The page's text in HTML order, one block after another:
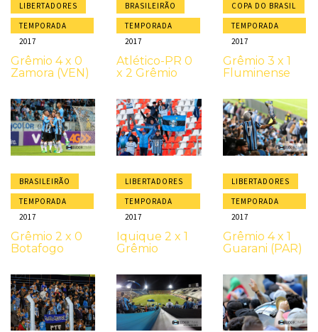
LIBERTADORES
TEMPORADA
2017
Grêmio 4 x 0
Zamora (VEN)
BRASILEIRÃO
TEMPORADA
2017
Atlético-PR 0
x 2 Grêmio
COPA DO BRASIL
TEMPORADA
2017
Grêmio 3 x 1
Fluminense
BRASILEIRÃO
TEMPORADA
2017
Grêmio 2 x 0
Botafogo
LIBERTADORES
TEMPORADA
2017
Iquique 2 x 1
Grêmio
LIBERTADORES
TEMPORADA
2017
Grêmio 4 x 1
Guarani (PAR)